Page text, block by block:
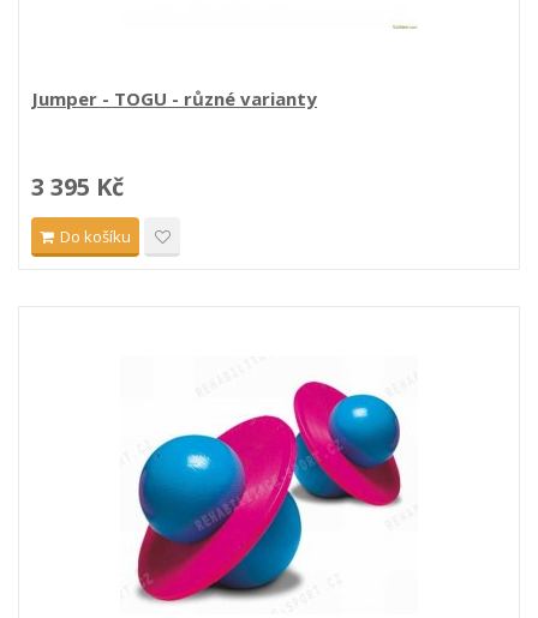
Jumper - TOGU - různé varianty
3 395 Kč
Do košíku